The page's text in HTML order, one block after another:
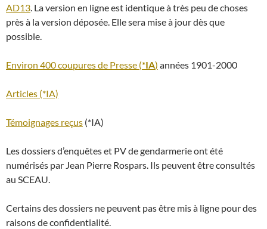
AD13. La version en ligne est identique à très peu de choses
près à la version déposée. Elle sera mise à jour dès que
possible.
Environ 400 coupures de Presse (*IA) années 1901-2000
Articles (*IA)
Témoignages reçus (*IA)
Les dossiers d’enquêtes et PV de gendarmerie ont été
numérisés par Jean Pierre Rospars. Ils peuvent être consultés
au SCEAU.
Certains des dossiers ne peuvent pas être mis à ligne pour des
raisons de confidentialité.